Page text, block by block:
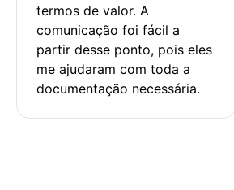
termos de valor. A
comunicação foi fácil a
partir desse ponto, pois eles
me ajudaram com toda a
documentação necessária.